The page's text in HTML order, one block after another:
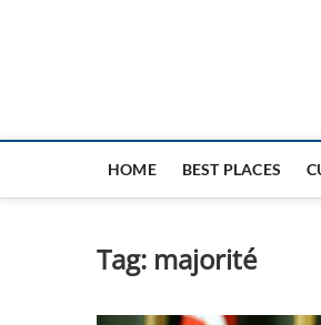
HOME BEST PLACES
Tag: majorité